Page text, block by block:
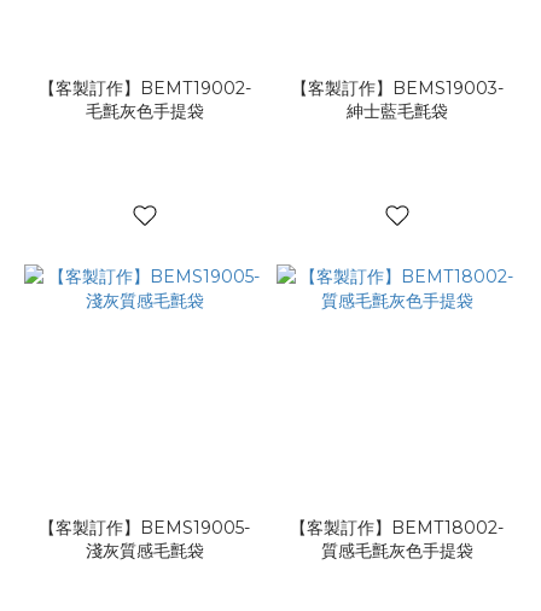
【客製訂作】BEMT19002-
毛氈灰色手提袋
【客製訂作】BEMS19003-
紳士藍毛氈袋
【客製訂作】BEMS19005-
淺灰質感毛氈袋
【客製訂作】BEMT18002-
質感毛氈灰色手提袋